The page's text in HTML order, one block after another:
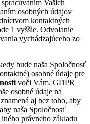
Vašich
osobných údajov
kontaktných
1 vyššie. Odvolanie
vychádzajúceho zo
bude naša Spoločnosť
osobné údaje pre
voči Vám. GDPR
osobné údaje na
aj bez toho, aby
naša Spoločnosť
iného právneho základu